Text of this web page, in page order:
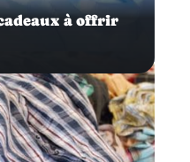
à offrir